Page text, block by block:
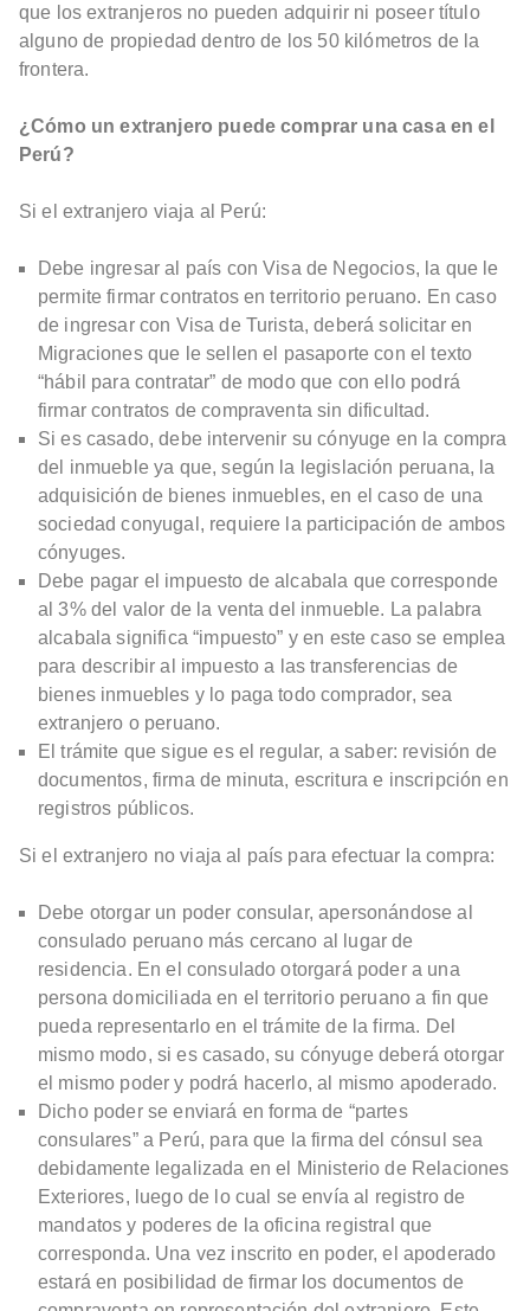
que los extranjeros no pueden adquirir ni poseer título
alguno de propiedad dentro de los 50 kilómetros de la
frontera.
¿Cómo un extranjero puede comprar una casa en el
Perú?
Si el extranjero viaja al Perú:
Debe ingresar al país con Visa de Negocios, la que le
permite firmar contratos en territorio peruano. En caso
de ingresar con Visa de Turista, deberá solicitar en
Migraciones que le sellen el pasaporte con el texto
“hábil para contratar” de modo que con ello podrá
firmar contratos de compraventa sin dificultad.
Si es casado, debe intervenir su cónyuge en la compra
del inmueble ya que, según la legislación peruana, la
adquisición de bienes inmuebles, en el caso de una
sociedad conyugal, requiere la participación de ambos
cónyuges.
Debe pagar el impuesto de alcabala que corresponde
al 3% del valor de la venta del inmueble. La palabra
alcabala significa “impuesto” y en este caso se emplea
para describir al impuesto a las transferencias de
bienes inmuebles y lo paga todo comprador, sea
extranjero o peruano.
El trámite que sigue es el regular, a saber: revisión de
documentos, firma de minuta, escritura e inscripción en
registros públicos.
Si el extranjero no viaja al país para efectuar la compra:
Debe otorgar un poder consular, apersonándose al
consulado peruano más cercano al lugar de
residencia. En el consulado otorgará poder a una
persona domiciliada en el territorio peruano a fin que
pueda representarlo en el trámite de la firma. Del
mismo modo, si es casado, su cónyuge deberá otorgar
el mismo poder y podrá hacerlo, al mismo apoderado.
Dicho poder se enviará en forma de “partes
consulares” a Perú, para que la firma del cónsul sea
debidamente legalizada en el Ministerio de Relaciones
Exteriores, luego de lo cual se envía al registro de
mandatos y poderes de la oficina registral que
corresponda. Una vez inscrito en poder, el apoderado
estará en posibilidad de firmar los documentos de